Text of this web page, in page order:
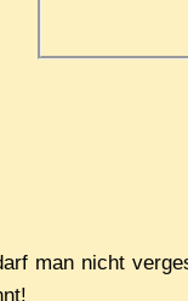
man nicht